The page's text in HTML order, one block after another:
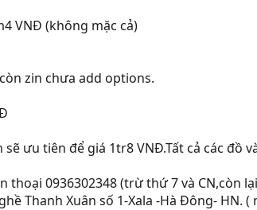
VNĐ (không mặc cả)
zin chưa add options.
sẽ ưu tiên để giá 1tr8 VNĐ.Tất cả các
thoại 0936302348 (trừ thứ 7 và CN,còn
Thanh Xuân số 1-Xala -Hà Đông- HN.